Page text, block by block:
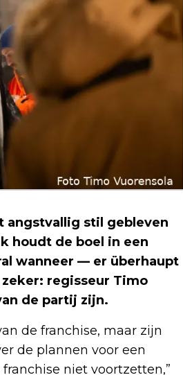
angstvallig stil gebleven
houdt de boel in een
wanneer — er überhaupt
regisseur Timo
de partij zijn.
de franchise, maar zijn
de plannen voor een
niet voortzetten,”